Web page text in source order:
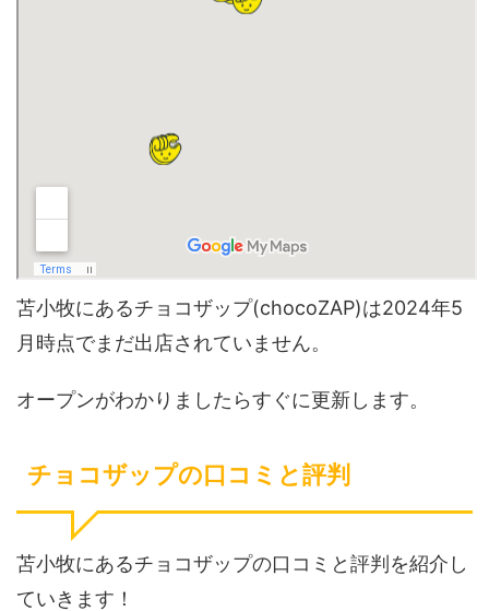
苫小牧にあるチョコザップ(chocoZAP)は2024年5
月時点でまだ出店されていません。
オープンがわかりましたらすぐに更新します。
チョコザップの口コミと評判
苫小牧にあるチョコザップの口コミと評判を紹介し
ていきます！